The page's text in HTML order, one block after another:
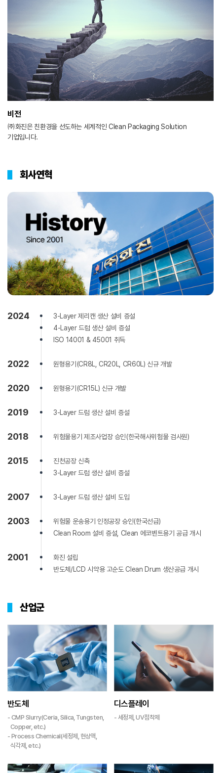
비전
㈜화진은 친환경을 선도하는 세계적인 Clean Packaging Solution
기업입니다.
회사연혁
2024
3-Layer 제리캔 생산 설비 증설
4-Layer 드럼 생산 설비 증설
ISO 14001 & 45001 취득
2022 원형용기(CR8L, CR20L, CR60L) 신규 개발
2020 원형용기(CR15L) 신규 개발
2019 3-Layer 드럼 생산 설비 증설
2018 위험물용기 제조사업장 승인(한국해사위험물 검사원)
2015
진천공장 신축
3-Layer 드럼 생산 설비 증설
2007 3-Layer 드럼 생산 설비 도입
2003
위험물 운송용기 인정공장 승인(한국선급)
Clean Room 설비 증설, Clean 에코벤트용기 공급 개시
2001
화진 설립
반도체/LCD 시약용 고순도 Clean Drum 생산공급 개시
산업군
반도체
- CMP Slurry(Ceria, Silica, Tungsten,
Copper, etc.)
- Process Chemical(세정제, 현상액,
식각제, etc.)
디스플레이
- 세정제, UV점착제